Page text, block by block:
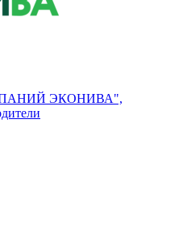
ЭКОНИВА",